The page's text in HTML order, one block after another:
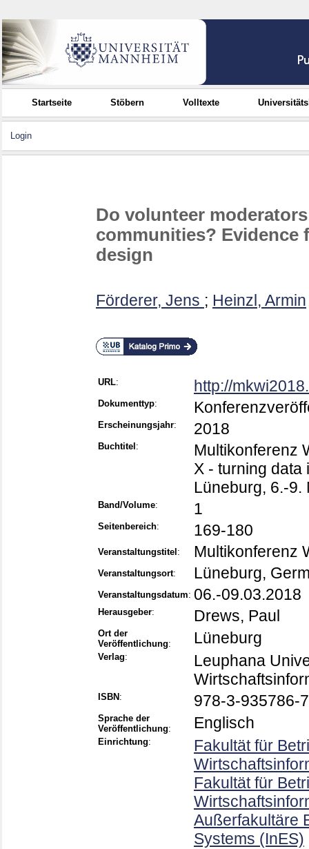
Startseite Stöbern Volltexte
Login
Do volunteer
communities?
design
Förderer, Jens ; Heinzl, Armin
URL: http://
Dokumenttyp:
Erscheinungsjahr: 2018
Buchtitel :
Multikonferenz
X - turning data
Lüneburg, 6.-9.
Band/Volume: 1
Seitenbereich: 169-180
Veranstaltungstitel : Multikonferenz
Veranstaltungsort: Lüneburg,
Veranstaltungsdatum: 06.-09.03.2018
Herausgeber: Drews, Paul
Ort der
Veröffentlichung: Lüneburg
Verlag:
Leuphana
ISBN : 978-3-935786-
Sprache der
Veröffentlichung: Englisch
Einrichtung:
Fakultät für
Fakultät für
Außerfakultäre
Systems (InES)